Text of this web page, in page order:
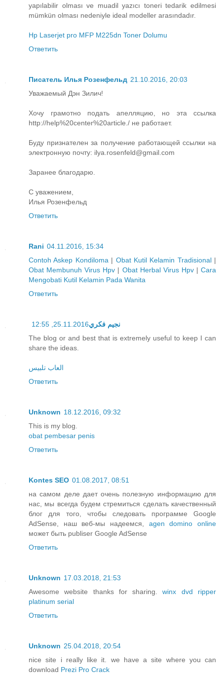
yapılabilir olması ve muadil yazıcı toneri tedarik edilmesi
mümkün olması nedeniyle ideal modeller arasındadır.
Hp Laserjet pro MFP M225dn Toner Dolumu
Ответить
Писатель Илья Розенфельд 21.10.2016, 20:03
Уважаемый Дэн Зилич!
Хочу грамотно подать апелляцию, но эта ссылка
http://help%20center%20article./ не работает.
Буду признателен за получение работающей ссылки на
электронную почту: ilya.rosenfeld@gmail.com
Заранее благодарю.
С уважением,
Илья Розенфельд
Ответить
Rani 04.11.2016, 15:34
Contoh Askep Kondiloma | Obat Kutil Kelamin Tradisional|
Obat Membunuh Virus Hpv | Obat Herbal Virus Hpv|Cara
Mengobati Kutil Kelamin Pada Wanita
Ответить
نجيم فكري25.11.2016, 12:55
The blog or and best that is extremely useful to keep I can
share the ideas.
العاب تلبيس
Ответить
Unknown 18.12.2016, 09:32
This is my blog.
obat pembesar penis
Ответить
Kontes SEO 01.08.2017, 08:51
на самом деле дает очень полезную информацию для
нас, мы всегда будем стремиться сделать качественный
блог для того, чтобы следовать программе Google
AdSense, наш веб-мы надеемся, agen domino online
может быть publiser Google AdSense
Ответить
Unknown 17.03.2018, 21:53
Awesome website thanks for sharing.winx dvd ripper
platinum serial
Ответить
Unknown 25.04.2018, 20:54
nice site i really like it. we have a site where you can
download Prezi Pro Crack